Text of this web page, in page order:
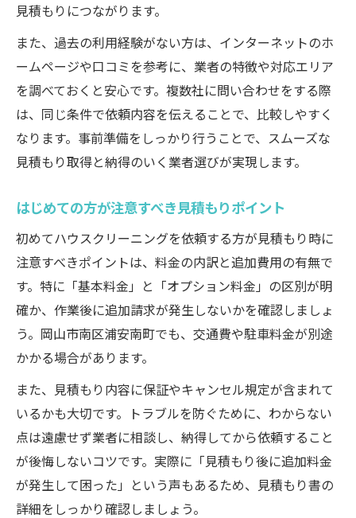
見積もりにつながります。
また、過去の利用経験がない方は、インターネットのホ
ームページや口コミを参考に、業者の特徴や対応エリア
を調べておくと安心です。複数社に問い合わせをする際
は、同じ条件で依頼内容を伝えることで、比較しやすく
なります。事前準備をしっかり行うことで、スムーズな
見積もり取得と納得のいく業者選びが実現します。
はじめての方が注意すべき見積もりポイント
初めてハウスクリーニングを依頼する方が見積もり時に
注意すべきポイントは、料金の内訳と追加費用の有無で
す。特に「基本料金」と「オプション料金」の区別が明
確か、作業後に追加請求が発生しないかを確認しましょ
う。岡山市南区浦安南町でも、交通費や駐車料金が別途
かかる場合があります。
また、見積もり内容に保証やキャンセル規定が含まれて
いるかも大切です。トラブルを防ぐために、わからない
点は遠慮せず業者に相談し、納得してから依頼すること
が後悔しないコツです。実際に「見積もり後に追加料金
が発生して困った」という声もあるため、見積もり書の
詳細をしっかり確認しましょう。